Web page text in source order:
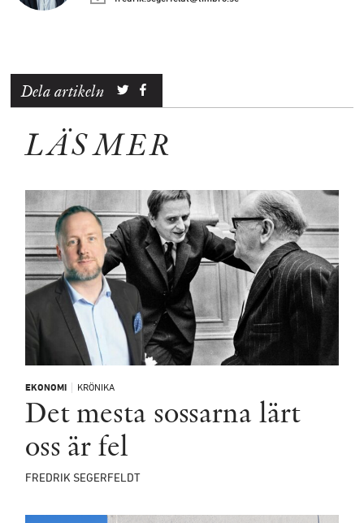
Dela artikeln
LÄS MER
EKONOMI KRÖNIKA
Det mesta sossarna lärt
oss är fel
FREDRIK SEGERFELDT